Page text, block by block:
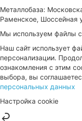
Металлобаза:
Раменское, Шоссейная
Мы используем файлы
Наш сайт использует
персонализации.
ознакомления с этим
выбора, вы
персональных данных
Настройка cookie